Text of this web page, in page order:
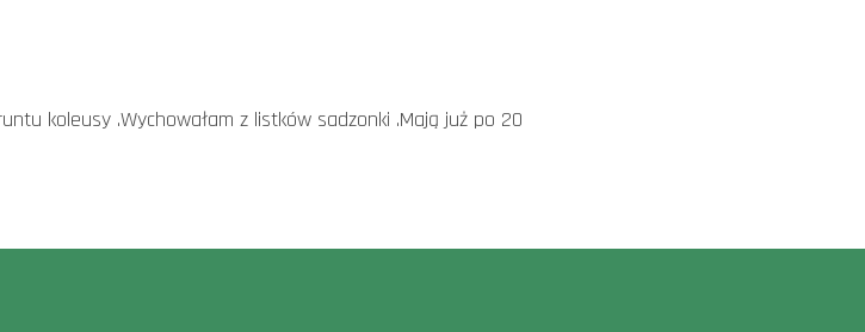
koleusy .Wychowałam z listków sadzonki .Mają już po 20